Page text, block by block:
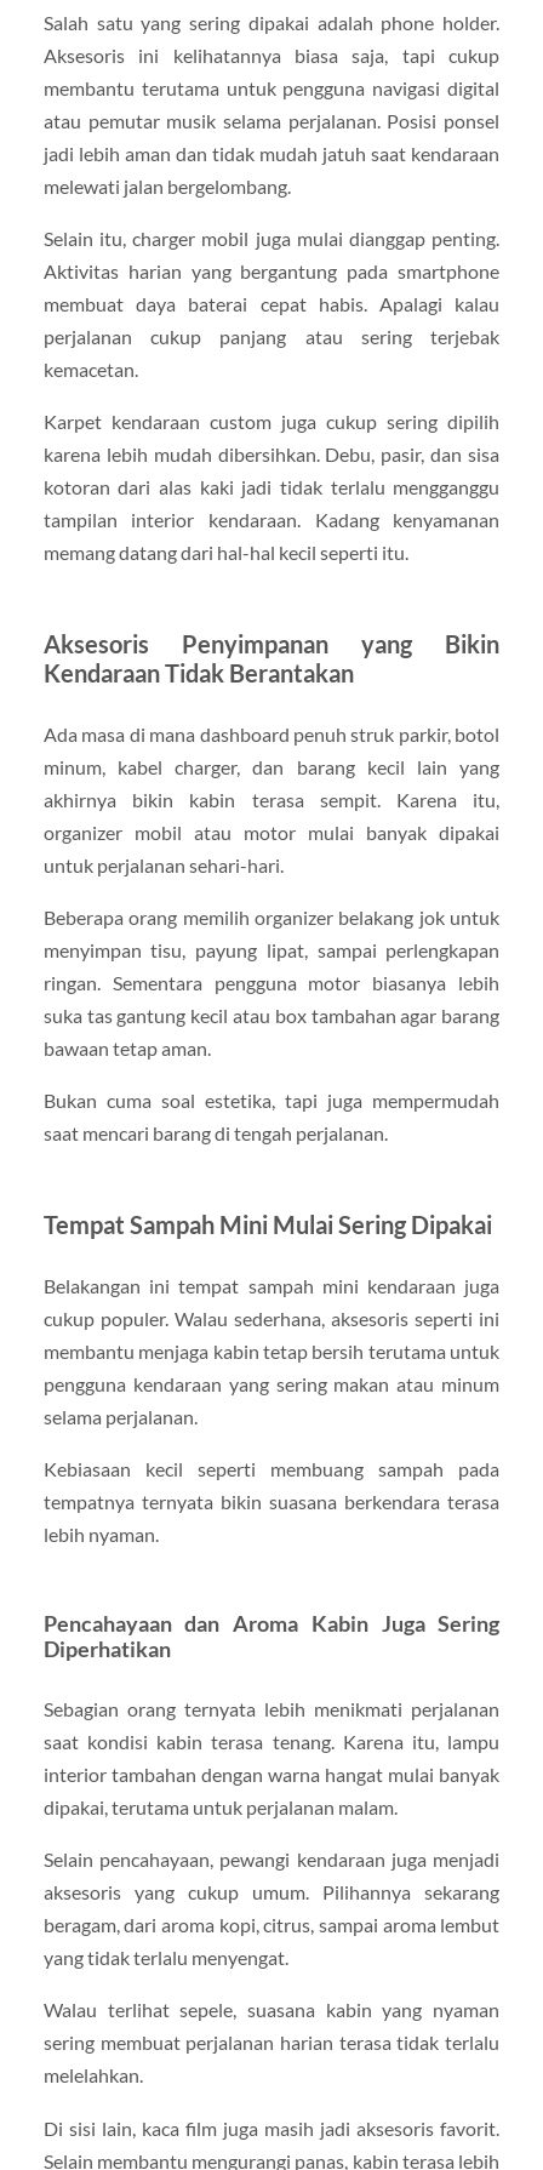
Salah satu yang sering dipakai adalah phone holder.
Aksesoris ini kelihatannya biasa saja, tapi cukup
membantu terutama untuk pengguna navigasi digital
atau pemutar musik selama perjalanan. Posisi ponsel
jadi lebih aman dan tidak mudah jatuh saat kendaraan
melewati jalan bergelombang.
Selain itu, charger mobil juga mulai dianggap penting.
Aktivitas harian yang bergantung pada smartphone
membuat daya baterai cepat habis. Apalagi kalau
perjalanan cukup panjang atau sering terjebak
kemacetan.
Karpet kendaraan custom juga cukup sering dipilih
karena lebih mudah dibersihkan. Debu, pasir, dan sisa
kotoran dari alas kaki jadi tidak terlalu mengganggu
tampilan interior kendaraan. Kadang kenyamanan
memang datang dari hal-hal kecil seperti itu.
Aksesoris Penyimpanan yang Bikin
Kendaraan Tidak Berantakan
Ada masa di mana dashboard penuh struk parkir, botol
minum, kabel charger, dan barang kecil lain yang
akhirnya bikin kabin terasa sempit. Karena itu,
organizer mobil atau motor mulai banyak dipakai
untuk perjalanan sehari-hari.
Beberapa orang memilih organizer belakang jok untuk
menyimpan tisu, payung lipat, sampai perlengkapan
ringan. Sementara pengguna motor biasanya lebih
suka tas gantung kecil atau box tambahan agar barang
bawaan tetap aman.
Bukan cuma soal estetika, tapi juga mempermudah
saat mencari barang di tengah perjalanan.
Tempat Sampah Mini Mulai Sering Dipakai
Belakangan ini tempat sampah mini kendaraan juga
cukup populer. Walau sederhana, aksesoris seperti ini
membantu menjaga kabin tetap bersih terutama untuk
pengguna kendaraan yang sering makan atau minum
selama perjalanan.
Kebiasaan kecil seperti membuang sampah pada
tempatnya ternyata bikin suasana berkendara terasa
lebih nyaman.
Pencahayaan dan Aroma Kabin Juga Sering
Diperhatikan
Sebagian orang ternyata lebih menikmati perjalanan
saat kondisi kabin terasa tenang. Karena itu, lampu
interior tambahan dengan warna hangat mulai banyak
dipakai, terutama untuk perjalanan malam.
Selain pencahayaan, pewangi kendaraan juga menjadi
aksesoris yang cukup umum. Pilihannya sekarang
beragam, dari aroma kopi, citrus, sampai aroma lembut
yang tidak terlalu menyengat.
Walau terlihat sepele, suasana kabin yang nyaman
sering membuat perjalanan harian terasa tidak terlalu
melelahkan.
Di sisi lain, kaca film juga masih jadi aksesoris favorit.
Selain membantu mengurangi panas, kabin terasa lebih